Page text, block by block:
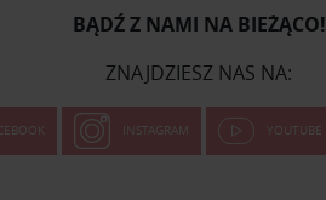
BĄDŹ Z NAMI NA BIEŻĄCO!
ZNAJDZIESZ NAS NA:
INSTAGRAM YOUTUBE